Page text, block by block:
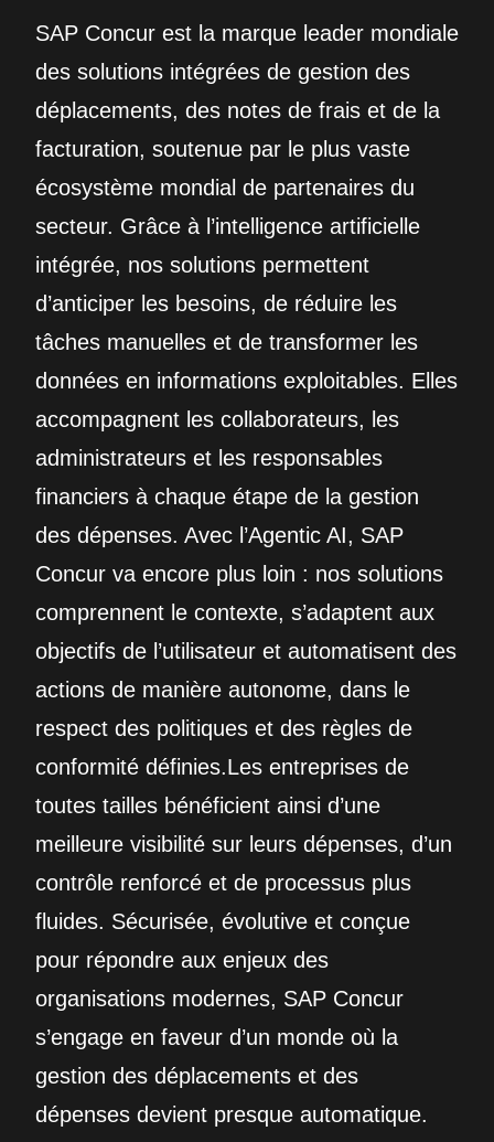
SAP Concur est la marque leader mondiale
des solutions intégrées de gestion des
déplacements, des notes de frais et de la
facturation, soutenue par le plus vaste
écosystème mondial de partenaires du
secteur. Grâce à l’intelligence artificielle
intégrée, nos solutions permettent
d’anticiper les besoins, de réduire les
tâches manuelles et de transformer les
données en informations exploitables. Elles
accompagnent les collaborateurs, les
administrateurs et les responsables
financiers à chaque étape de la gestion
des dépenses. Avec l’Agentic AI, SAP
Concur va encore plus loin : nos solutions
comprennent le contexte, s’adaptent aux
objectifs de l’utilisateur et automatisent des
actions de manière autonome, dans le
respect des politiques et des règles de
conformité définies.Les entreprises de
toutes tailles bénéficient ainsi d’une
meilleure visibilité sur leurs dépenses, d’un
contrôle renforcé et de processus plus
fluides. Sécurisée, évolutive et conçue
pour répondre aux enjeux des
organisations modernes, SAP Concur
s’engage en faveur d’un monde où la
gestion des déplacements et des
dépenses devient presque automatique.